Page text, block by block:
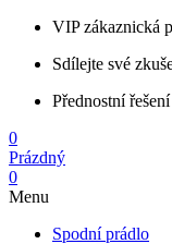
VIP zákaznická
Sdílejte své
Přednostní
0
Prázdný
0
Menu
Spodní prádlo